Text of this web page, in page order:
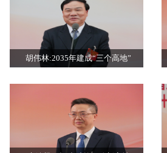
胡伟林:2035年建成“三个高地”